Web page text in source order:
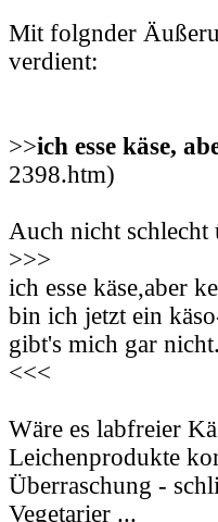
Mit folgnder
verdient:
>>ich esse käse,
2398.htm)
Auch nicht schlecht
>>>
ich esse käse,aber
bin ich jetzt ein
gibt's mich gar
<<<
Wäre es labfreier
Leichenprodukte
Überraschung -
Vegetarier ...